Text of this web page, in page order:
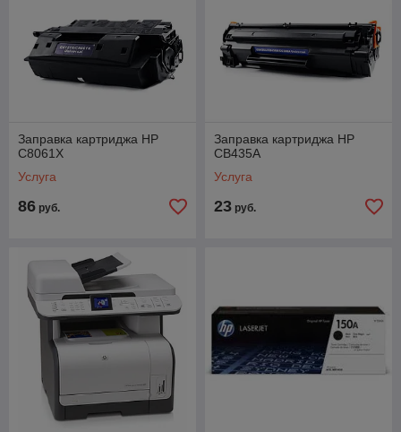
Заправка картриджа HP
C8061X
Услуга
86 руб.
Заправка картриджа HP
CB435A
Услуга
23 руб.